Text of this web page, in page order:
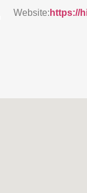
Website: https://